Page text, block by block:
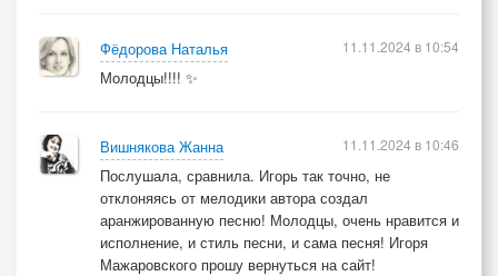
Фёдорова Наталья
Молодцы!!!! ✨
11.11.2024 в 10:54
Вишнякова Жанна
Послушала, сравнила. Игорь так точно, не
отклоняясь от мелодики автора создал
аранжированную песню! Молодцы, очень нравится и
исполнение, и стиль песни, и сама песня! Игоря
Мажаровского прошу вернуться на сайт!
11.11.2024 в 10:46